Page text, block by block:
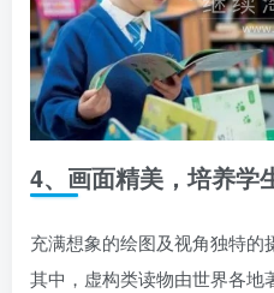
4、画面精美，培养学
充满想象的绘图及视角独特的
其中，虚构类读物由世界各地